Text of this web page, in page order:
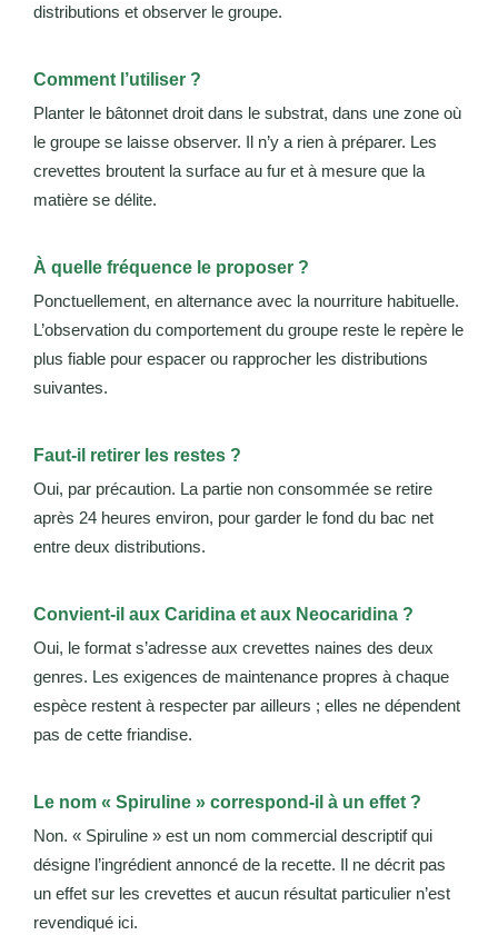
distributions et observer le groupe.
Comment l’utiliser ?
Planter le bâtonnet droit dans le substrat, dans une zone où
le groupe se laisse observer. Il n’y a rien à préparer. Les
crevettes broutent la surface au fur et à mesure que la
matière se délite.
À quelle fréquence le proposer ?
Ponctuellement, en alternance avec la nourriture habituelle.
L’observation du comportement du groupe reste le repère le
plus fiable pour espacer ou rapprocher les distributions
suivantes.
Faut-il retirer les restes ?
Oui, par précaution. La partie non consommée se retire
après 24 heures environ, pour garder le fond du bac net
entre deux distributions.
Convient-il aux Caridina et aux Neocaridina ?
Oui, le format s’adresse aux crevettes naines des deux
genres. Les exigences de maintenance propres à chaque
espèce restent à respecter par ailleurs ; elles ne dépendent
pas de cette friandise.
Le nom « Spiruline » correspond-il à un effet ?
Non. « Spiruline » est un nom commercial descriptif qui
désigne l’ingrédient annoncé de la recette. Il ne décrit pas
un effet sur les crevettes et aucun résultat particulier n’est
revendiqué ici.